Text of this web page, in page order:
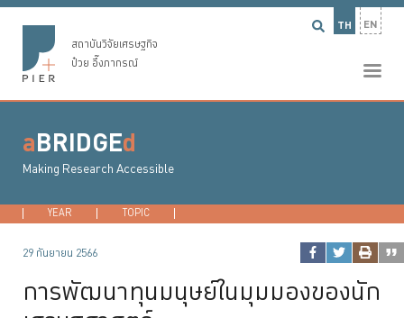
TH EN
สถาบันวิจัยเศรษฐกิจ
ป๋วย อึ๊งภากรณ์
aBRIDGEd
Making Research Accessible
YEAR 2026 2025
TOPIC
29 กันยายน 2566
การพัฒนาทุนมนุษย์ในมุมมองของนัก